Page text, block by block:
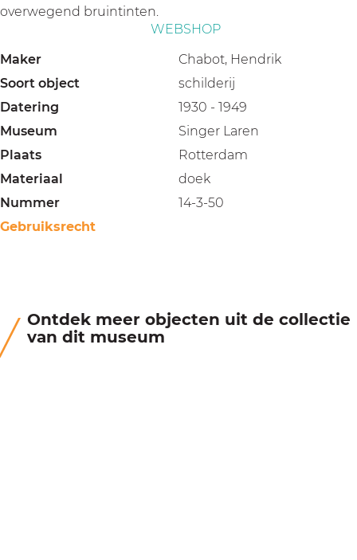
WEBSHOP
overwegend bruintinten.
Maker
Chabot, Hendrik
Soort object
schilderij
Datering
1930 - 1949
Museum
Singer Laren
Plaats
Rotterdam
Materiaal
doek
Nummer
14-3-50
Gebruiksrecht
Ontdek meer objecten uit de collectie
van dit museum